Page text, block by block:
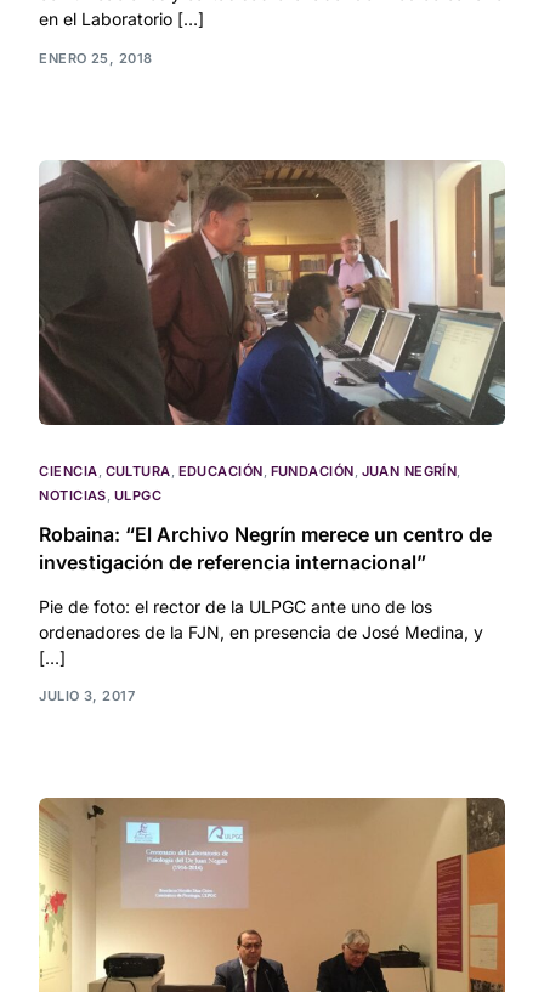
en el Laboratorio […]
ENERO 25, 2018
CIENCIA, CULTURA, EDUCACIÓN, FUNDACIÓN, JUAN NEGRÍN,
NOTICIAS, ULPGC
Robaina: “El Archivo Negrín merece un centro de
investigación de referencia internacional”
Pie de foto: el rector de la ULPGC ante uno de los
ordenadores de la FJN, en presencia de José Medina, y
[…]
JULIO 3, 2017